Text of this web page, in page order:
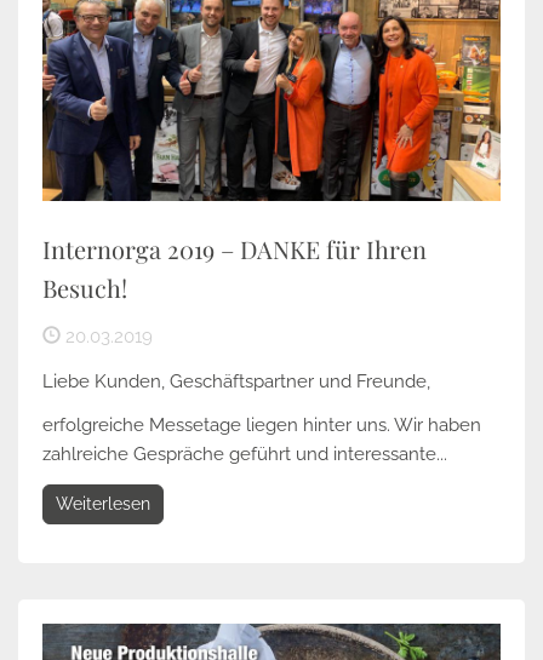
Internorga 2019 – DANKE für Ihren
Besuch!
20.03.2019
Liebe Kunden, Geschäftspartner und Freunde,
erfolgreiche Messetage liegen hinter uns. Wir haben
zahlreiche Gespräche geführt und interessante...
Weiterlesen